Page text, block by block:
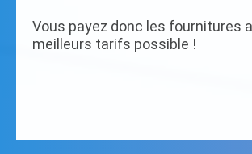
Vous payez donc les fournitures
meilleurs tarifs possible !